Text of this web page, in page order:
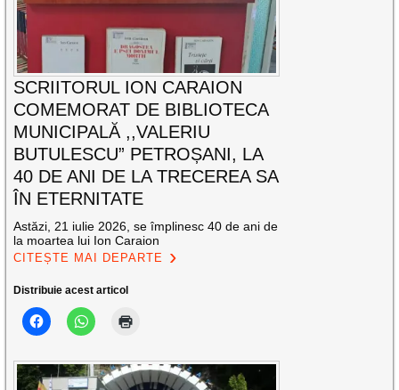
SCRIITORUL ION CARAION
COMEMORAT DE BIBLIOTECA
MUNICIPALĂ ,,VALERIU
BUTULESCU” PETROȘANI, LA
40 DE ANI DE LA TRECEREA SA
ÎN ETERNITATE
Astăzi, 21 iulie 2026, se împlinesc 40 de ani de
la moartea lui Ion Caraion
CITEȘTE MAI DEPARTE
Distribuie acest articol